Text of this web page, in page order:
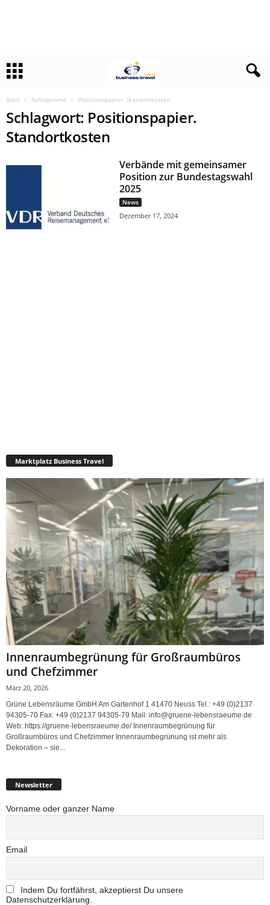
Start Schlagworte Positionspapier. Standortkosten
Schlagwort: Positionspapier.
Standortkosten
Verbände mit gemeinsamer
Position zur Bundestagswahl
2025
News
Dezember 17, 2024
Marktplatz Business Travel
Innenraumbegrünung für Großraumbüros
und Chefzimmer
März 20, 2026
Grüne Lebensräume GmbH Am Gartenhof 1 41470 Neuss Tel.: +49 (0)2137
94305-70 Fax: +49 (0)2137 94305-79 Mail: info@gruene-lebensraeume.de
Web: https://gruene-lebensraeume.de/ Innenraumbegrünung für
Großraumbüros und Chefzimmer Innenraumbegrünung ist mehr als
Dekoration – sie...
Newsletter
Vorname oder ganzer Name
Email
Indem Du fortfährst, akzeptierst Du unsere
Datenschutzerklärung.